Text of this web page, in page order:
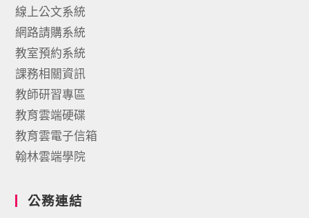
線上公文系統
網路請購系統
教室預約系統
課務相關資訊
教師研習專區
教育雲端硬碟
教育雲電子信箱
翰林雲端學院
公務連結